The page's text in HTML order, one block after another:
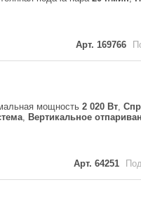
Арт. 169766
мощность 2 020 Вт,
, Вертикальное
Арт. 64251